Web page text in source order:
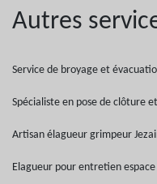
Autres
Service de broyage et
Spécialiste en pose de clôture
Artisan élagueur grimpeur
Elagueur pour entretien